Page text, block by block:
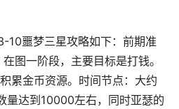
10噩梦三星攻略如下：前期准
图一阶段，主要目标是打钱。
累金币资源。时间节点：大约
量达到10000左右，同时亚瑟的